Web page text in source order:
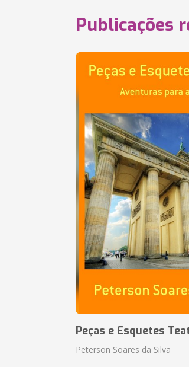
Publicações
Peças e Esquetes
Peterson Soares da Silva